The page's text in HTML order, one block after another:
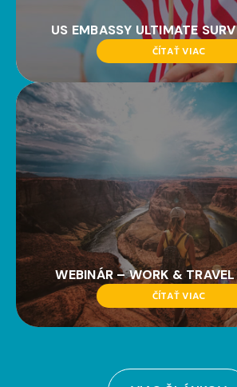
US EMBASSY ULTIMATE
ČÍTAŤ VIAC
WEBINÁR – WORK &
ČÍTAŤ VIAC